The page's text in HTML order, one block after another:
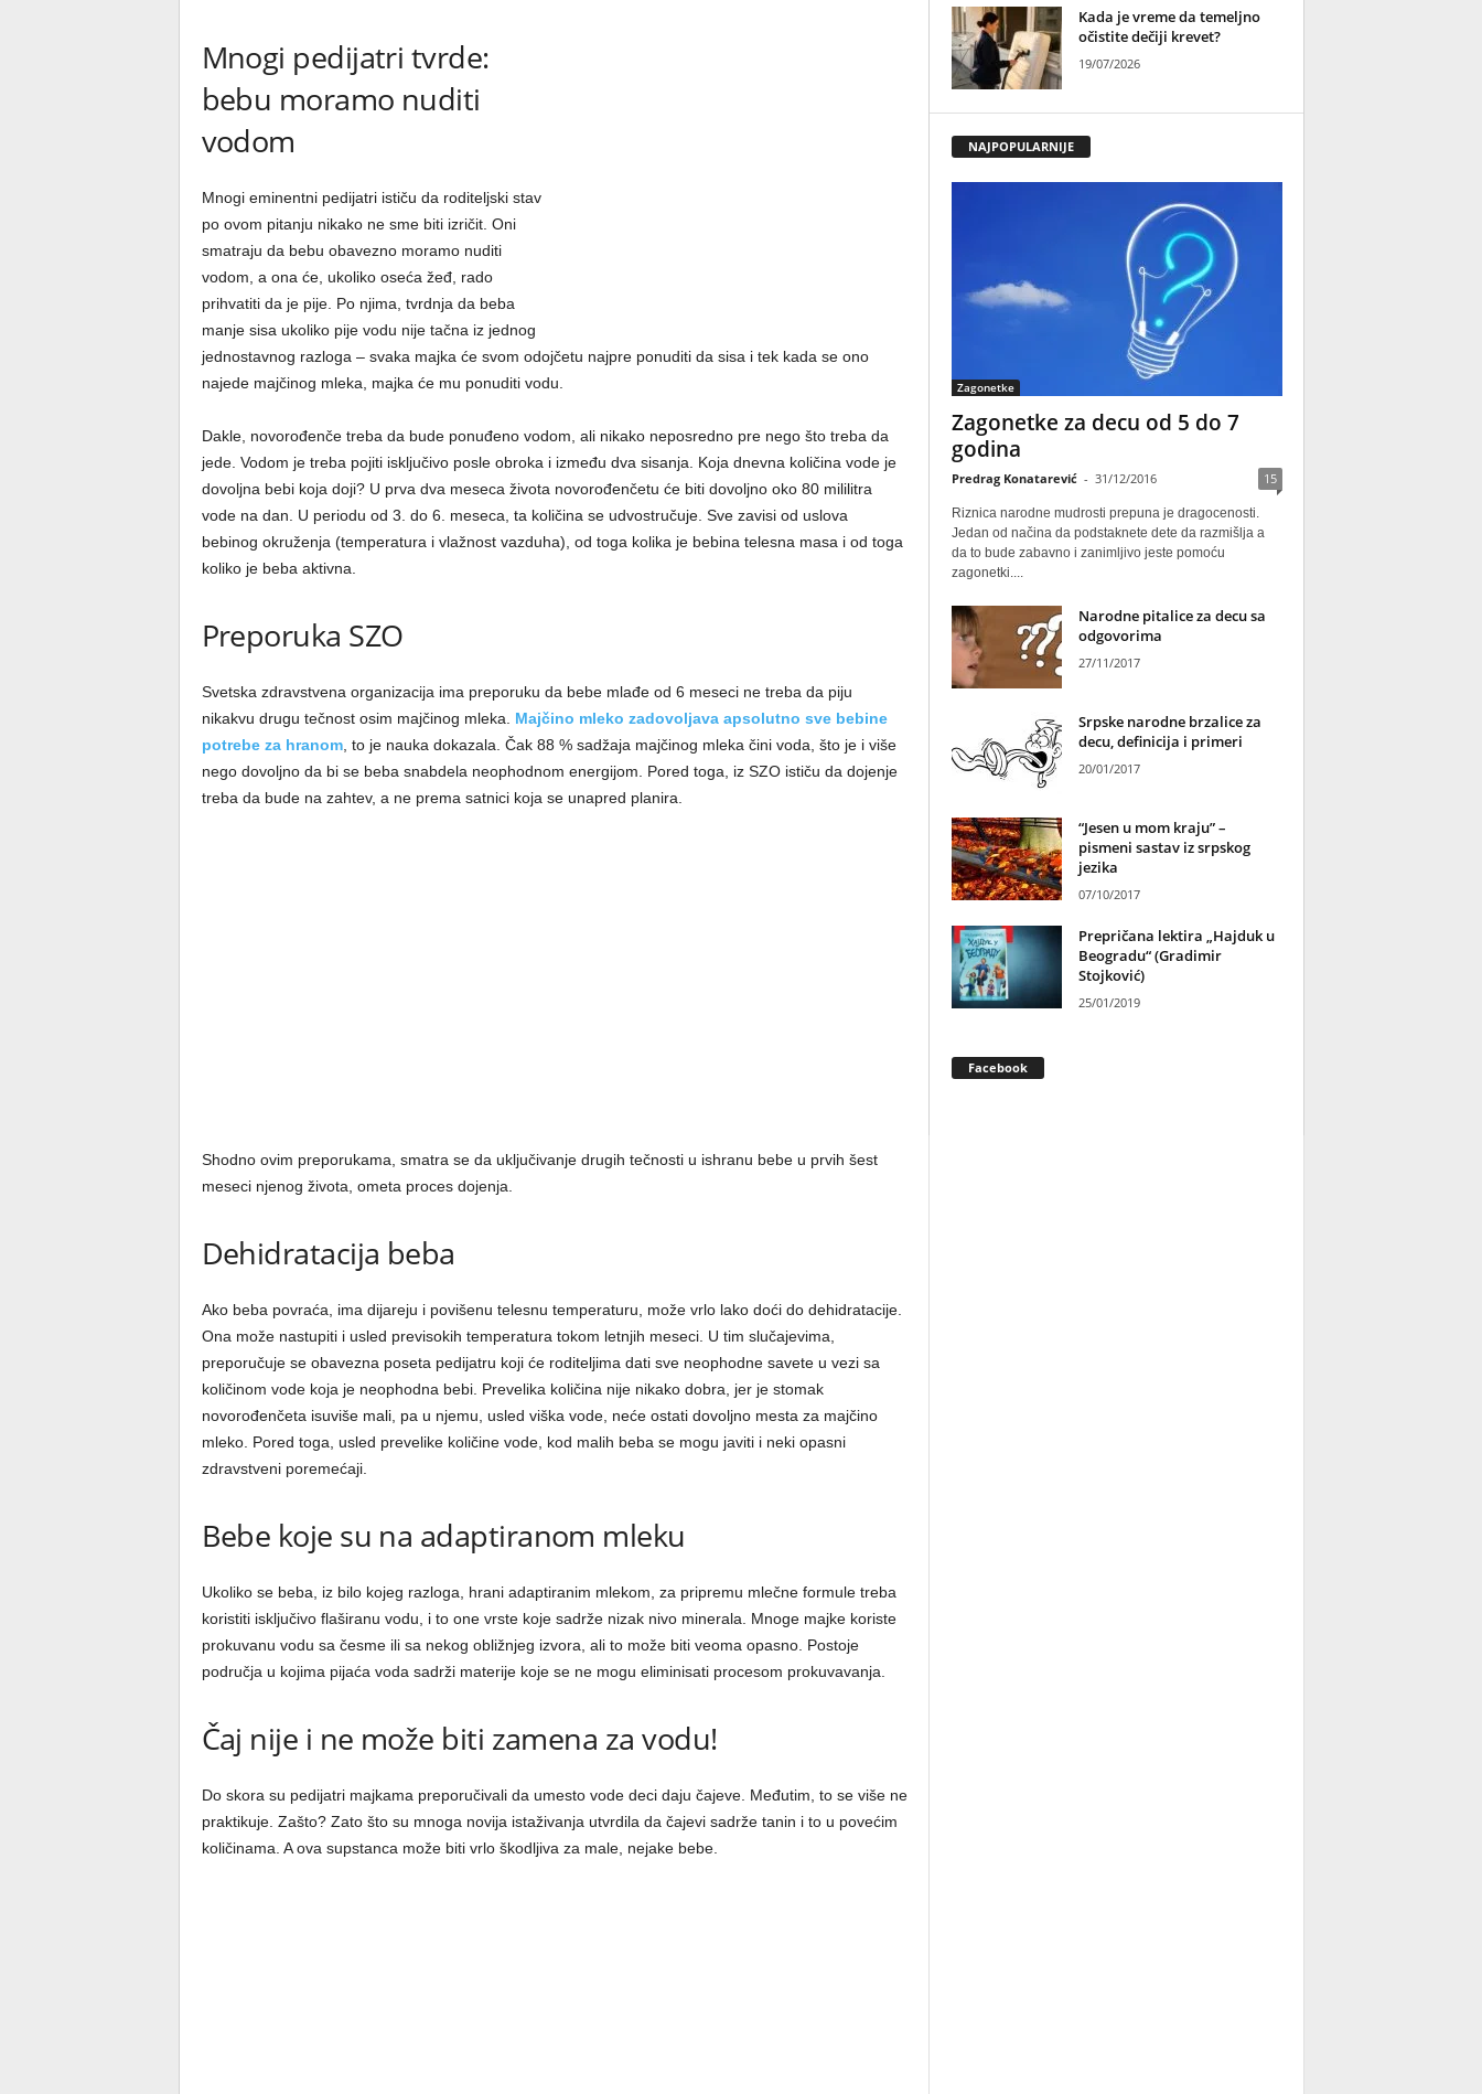
Mnogi pedijatri tvrde:
bebu moramo nuditi
vodom
Mnogi eminentni pedijatri ističu da roditeljski stav
po ovom pitanju nikako ne sme biti izričit. Oni
smatraju da bebu obavezno moramo nuditi
vodom, a ona će, ukoliko oseća žeđ, rado
prihvatiti da je pije. Po njima, tvrdnja da beba
manje sisa ukoliko pije vodu nije tačna iz jednog
jednostavnog razloga – svaka majka će svom odojčetu najpre ponuditi da sisa i tek kada se ono
najede majčinog mleka, majka će mu ponuditi vodu.
Dakle, novorođenče treba da bude ponuđeno vodom, ali nikako neposredno pre nego što treba da
jede. Vodom je treba pojiti isključivo posle obroka i između dva sisanja. Koja dnevna količina vode je
dovoljna bebi koja doji? U prva dva meseca života novorođenčetu će biti dovoljno oko 80 mililitra
vode na dan. U periodu od 3. do 6. meseca, ta količina se udvostručuje. Sve zavisi od uslova
bebinog okruženja (temperatura i vlažnost vazduha), od toga kolika je bebina telesna masa i od toga
koliko je beba aktivna.
Preporuka SZO
Svetska zdravstvena organizacija ima preporuku da bebe mlađe od 6 meseci ne treba da piju
nikakvu drugu tečnost osim majčinog mleka. Majčino mleko zadovoljava apsolutno sve bebine
potrebe za hranom, to je nauka dokazala. Čak 88 % sadžaja majčinog mleka čini voda, što je i više
nego dovoljno da bi se beba snabdela neophodnom energijom. Pored toga, iz SZO ističu da dojenje
treba da bude na zahtev, a ne prema satnici koja se unapred planira.
Shodno ovim preporukama, smatra se da uključivanje drugih tečnosti u ishranu bebe u prvih šest
meseci njenog života, ometa proces dojenja.
Dehidratacija beba
Ako beba povraća, ima dijareju i povišenu telesnu temperaturu, može vrlo lako doći do dehidratacije.
Ona može nastupiti i usled previsokih temperatura tokom letnjih meseci. U tim slučajevima,
preporučuje se obavezna poseta pedijatru koji će roditeljima dati sve neophodne savete u vezi sa
količinom vode koja je neophodna bebi. Prevelika količina nije nikako dobra, jer je stomak
novorođenčeta isuviše mali, pa u njemu, usled viška vode, neće ostati dovoljno mesta za majčino
mleko. Pored toga, usled prevelike količine vode, kod malih beba se mogu javiti i neki opasni
zdravstveni poremećaji.
Bebe koje su na adaptiranom mleku
Ukoliko se beba, iz bilo kojeg razloga, hrani adaptiranim mlekom, za pripremu mlečne formule treba
koristiti isključivo flaširanu vodu, i to one vrste koje sadrže nizak nivo minerala. Mnoge majke koriste
prokuvanu vodu sa česme ili sa nekog obližnjeg izvora, ali to može biti veoma opasno. Postoje
područja u kojima pijaća voda sadrži materije koje se ne mogu eliminisati procesom prokuvavanja.
Čaj nije i ne može biti zamena za vodu!
Do skora su pedijatri majkama preporučivali da umesto vode deci daju čajeve. Međutim, to se više ne
praktikuje. Zašto? Zato što su mnoga novija istaživanja utvrdila da čajevi sadrže tanin i to u povećim
količinama. A ova supstanca može biti vrlo škodljiva za male, nejake bebe.
Kada je vreme da temeljno
očistite dečiji krevet?
19/07/2026
NAJPOPULARNIJE
Zagonetke
Zagonetke za decu od 5 do 7
godina
Predrag Konatarević - 31/12/2016 15
Riznica narodne mudrosti prepuna je dragocenosti.
Jedan od načina da podstaknete dete da razmišlja a
da to bude zabavno i zanimljivo jeste pomoću
zagonetki....
Narodne pitalice za decu sa
odgovorima
27/11/2017
Srpske narodne brzalice za
decu, definicija i primeri
20/01/2017
“Jesen u mom kraju” –
pismeni sastav iz srpskog
jezika
07/10/2017
Prepričana lektira „Hajduk u
Beogradu“ (Gradimir
Stojković)
25/01/2019
Facebook